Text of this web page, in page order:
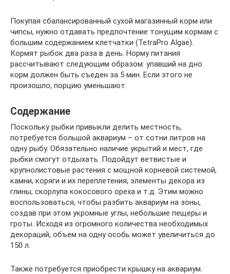
Покупая сбалансированный сухой магазинный корм или
чипсы, нужно отдавать предпочтение тонущим кормам с
большим содержанием клетчатки (TetraPro Algae).
Кормят рыбок два раза в день. Норму питания
рассчитывают следующим образом: упавший на дно
корм должен быть съеден за 5 мин. Если этого не
произошло, порцию уменьшают.
Содержание
Поскольку рыбки привыкли делить местность,
потребуется большой аквариум – от сотни литров на
одну рыбу. Обязательно наличие укрытий и мест, где
рыбки смогут отдыхать. Подойдут ветвистые и
крупнолистовые растения с мощной корневой системой,
камни, коряги и их переплетения, элементы декора из
глины, скорлупа кокосового ореха и т.д. Этим можно
воспользоваться, чтобы разбить аквариум на зоны,
создав при этом укромные углы, небольшие пещеры и
гроты. Исходя из огромного количества необходимых
декораций, объем на одну особь может увеличиться до
150 л.
Также потребуется приобрести крышку на аквариум.